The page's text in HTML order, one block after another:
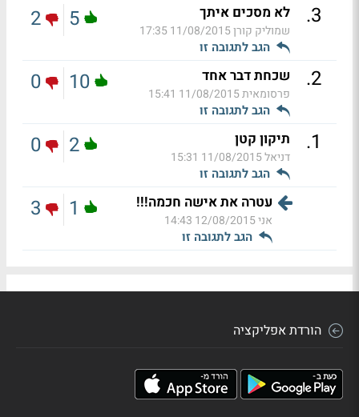
3
. לא מסכים איתך
שמוליק קורן11/08/2015 17:35
הגב לתגובה זו
5
2
2
. שכחת דבר אחד
פרסומאית11/08/2015 15:41
הגב לתגובה זו
10
0
1
. תיקון קטן
דניאל11/08/2015 15:31
הגב לתגובה זו
2
0
עטרה את אישה חכמה!!!
אני12/08/2015 14:43
הגב לתגובה זו
1
3
הורדת אפליקציה